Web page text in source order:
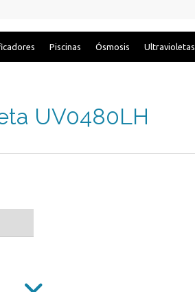
Piscinas Ósmosis Ultravioletas
UV0480LH